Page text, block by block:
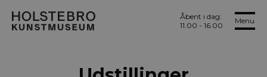
Åbent i dag:
11.00 - 16.00
Menu